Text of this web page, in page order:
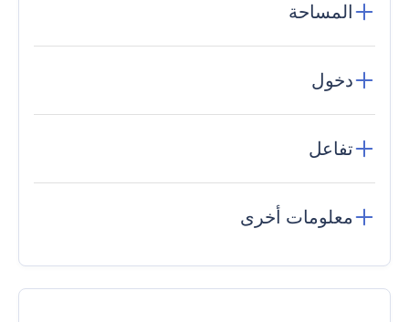
المساحة
دخول
تفاعل
معلومات أخرى